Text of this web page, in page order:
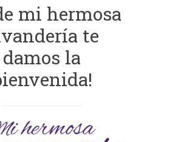
mi hermosa
te
damos la